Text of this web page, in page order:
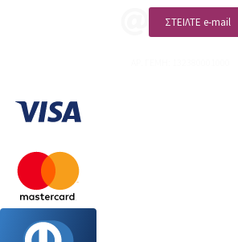
ΣΤΕΙΛΤΕ e-mail